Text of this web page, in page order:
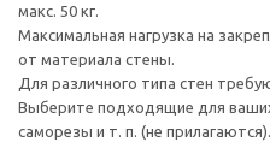
макс. 50 кг.
Максимальная нагрузка на
от материала стены.
Для различного типа стен
Выберите подходящие для
саморезы и т. п. (не прилагаются).